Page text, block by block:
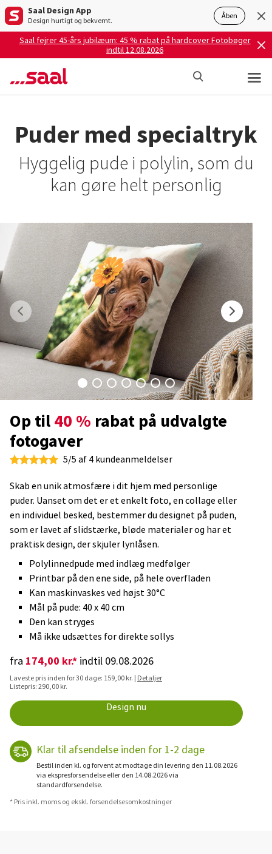
Saal Design App
Design hurtigt og bekvemt. Åben
Saal fejrer 45-års jubilæum: 45 % rabat på hardcover Fotobøger
indtil 12.08.2026
Puder med specialtryk
Hyggelig pude i polylin, som du
kan gøre helt personlig
Op til40 % rabat på udvalgte
fotogaver
5/5 af 4 kundeanmeldelser
Skab en unik atmosfære i dit hjem med personlige
puder. Uanset om det er et enkelt foto, en collage eller
en individuel besked, bestemmer du designet på puden,
som er lavet af slidstærke, bløde materialer og har et
praktisk design, der skjuler lynlåsen.
Polylinnedpude med indlæg medfølger
Printbar på den ene side, på hele overfladen
Kan maskinvaskes ved højst 30°C
Mål på pude: 40 x 40 cm
Den kan stryges
Må ikke udsættes for direkte sollys
fra 174,00 kr.* indtil 09.08.2026
Laveste pris inden for 30 dage: 159,00 kr. | Detaljer
Listepris: 290,00 kr.
Design nu
Klar til afsendelse inden for 1-2 dage
Bestil inden kl. og forvent at modtage din levering den 11.08.2026
via ekspresforsendelse eller den 14.08.2026 via
standardforsendelse.
* Pris inkl. moms og ekskl. forsendelsesomkostninger